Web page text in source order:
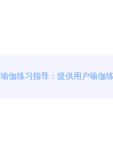
瑜伽练习指导：提供用户瑜伽